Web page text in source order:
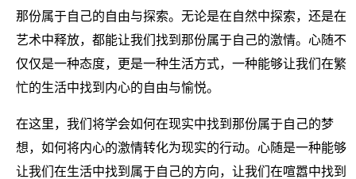
那份属于自己的自由与探索。无论是在自然中探索，还是在
艺术中释放，都能让我们找到那份属于自己的激情。心随不
仅仅是一种态度，更是一种生活方式，一种能够让我们在繁
忙的生活中找到内心的自由与愉悦。
在这里，我们将学会如何在现实中找到那份属于自己的梦
想，如何将内心的激情转化为现实的行动。心随是一种能够
让我们在生活中找到属于自己的方向，让我们在喧嚣中找到